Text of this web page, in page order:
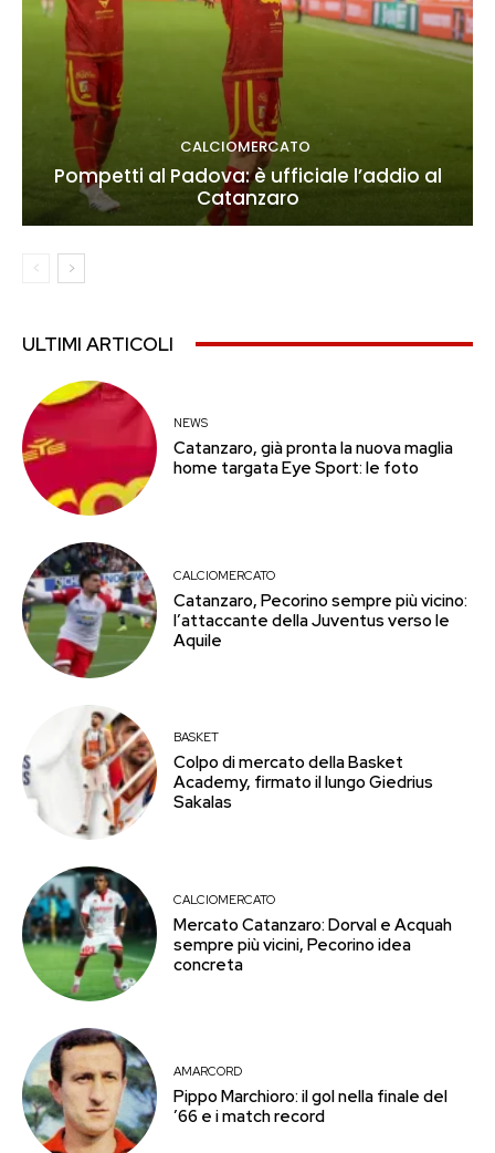
CALCIOMERCATO
Pompetti al Padova: è ufficiale l’addio al
Catanzaro
ULTIMI ARTICOLI
NEWS
Catanzaro, già pronta la nuova maglia
home targata Eye Sport: le foto
CALCIOMERCATO
Catanzaro, Pecorino sempre più vicino:
l’attaccante della Juventus verso le
Aquile
BASKET
Colpo di mercato della Basket
Academy, firmato il lungo Giedrius
Sakalas
CALCIOMERCATO
Mercato Catanzaro: Dorval e Acquah
sempre più vicini, Pecorino idea
concreta
AMARCORD
Pippo Marchioro: il gol nella finale del
’66 e i match record